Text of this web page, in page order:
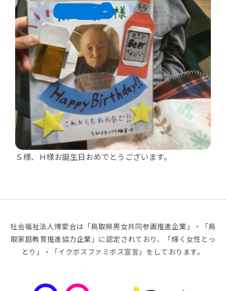
Ｓ様、Ｈ様お誕生日おめでとうございます。
社会福祉法人博愛会は「鳥取県男女共同参画推進企業」・「鳥
取家庭教育推進協力企業」に認定されており、「輝く女性とっ
とり」・「イクボスファミボス宣言」をしております。